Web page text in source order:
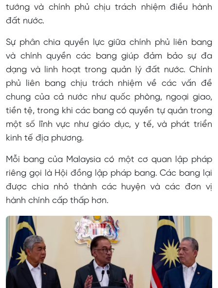
tướng và chính phủ chịu trách nhiệm điều hành
đất nước.
Sự phân chia quyền lực giữa chính phủ liên bang
và chính quyền các bang giúp đảm bảo sự đa
dạng và linh hoạt trong quản lý đất nước. Chính
phủ liên bang chịu trách nhiệm về các vấn đề
chung của cả nước như quốc phòng, ngoại giao,
tiền tệ, trong khi các bang có quyền tự quản trong
một số lĩnh vực như giáo dục, y tế, và phát triển
kinh tế địa phương.
Mỗi bang của Malaysia có một cơ quan lập pháp
riêng gọi là Hội đồng lập pháp bang. Các bang lại
được chia nhỏ thành các huyện và các đơn vị
hành chính cấp thấp hơn.